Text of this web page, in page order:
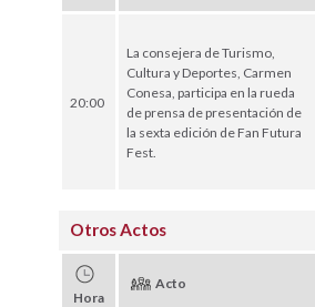
20:00
La consejera de Turismo,
Cultura y Deportes, Carmen
Conesa, participa en la rueda
de prensa de presentación de
la sexta edición de Fan Futura
Fest.
Otros Actos
Hora
Acto